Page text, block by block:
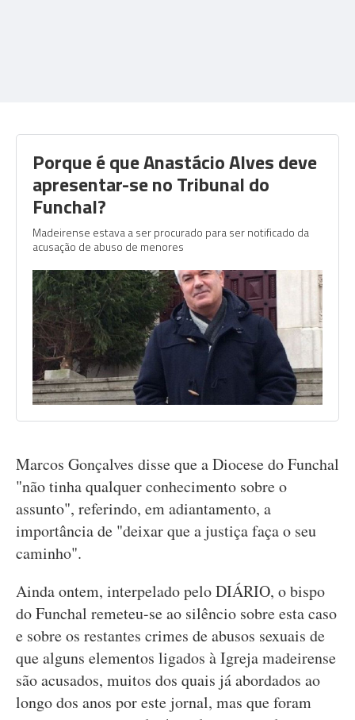
Porque é que Anastácio Alves deve
apresentar-se no Tribunal do
Funchal?
Madeirense estava a ser procurado para ser notificado da
acusação de abuso de menores
Marcos Gonçalves disse que a Diocese do Funchal
"não tinha qualquer conhecimento sobre o
assunto", referindo, em adiantamento, a
importância de "deixar que a justiça faça o seu
caminho".
Ainda ontem, interpelado pelo DIÁRIO, o bispo
do Funchal remeteu-se ao silêncio sobre esta caso
e sobre os restantes crimes de abusos sexuais de
que alguns elementos ligados à Igreja madeirense
são acusados, muitos dos quais já abordados ao
longo dos anos por este jornal, mas que foram